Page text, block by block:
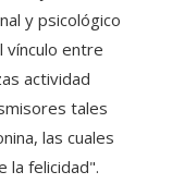
y psicológico
vínculo entre
actividad
tales
las cuales
la felicidad".